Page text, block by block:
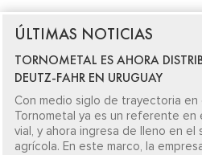
ÚLTIMAS NOTICIAS
TORNOMETAL ES AHORA
DEUTZ-FAHR EN URUGUAY
Con medio siglo de trayectoria en
Tornometal ya es un referente en
vial, y ahora ingresa de lleno en el
agrícola. En este marco, la